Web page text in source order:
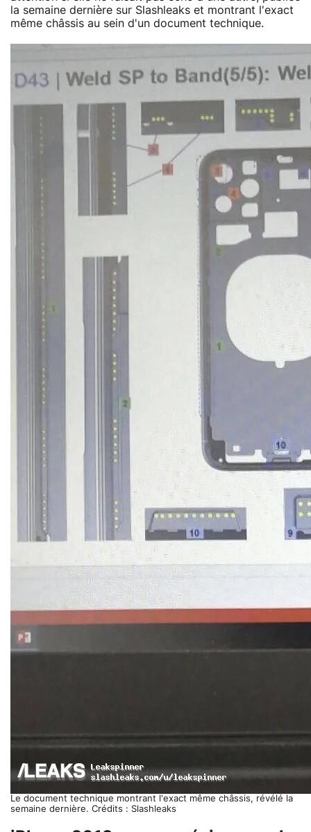
la semaine dernière sur Slashleaks et montrant l'exact
même châssis au sein d'un document technique.
Le document technique montrant l'exact même châssis, révélé la
semaine dernière. Crédits : Slashleaks